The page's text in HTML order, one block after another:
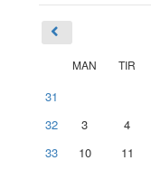
MAN TIR
31
32
3 4
33
10 11